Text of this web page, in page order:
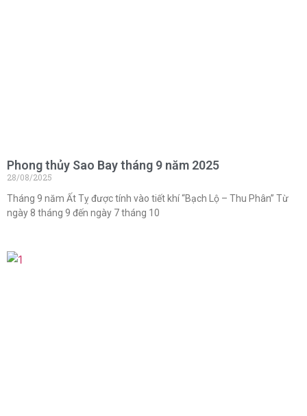
Phong thủy Sao Bay tháng 9 năm 2025
28/08/2025
Tháng 9 năm Ất Tỵ được tính vào tiết khí “Bạch Lộ – Thu Phân” Từ
ngày 8 tháng 9 đến ngày 7 tháng 10